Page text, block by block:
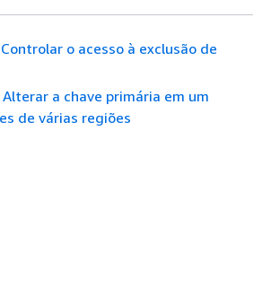
Controlar o acesso à exclusão de
Alterar a chave primária em um
de várias regiões